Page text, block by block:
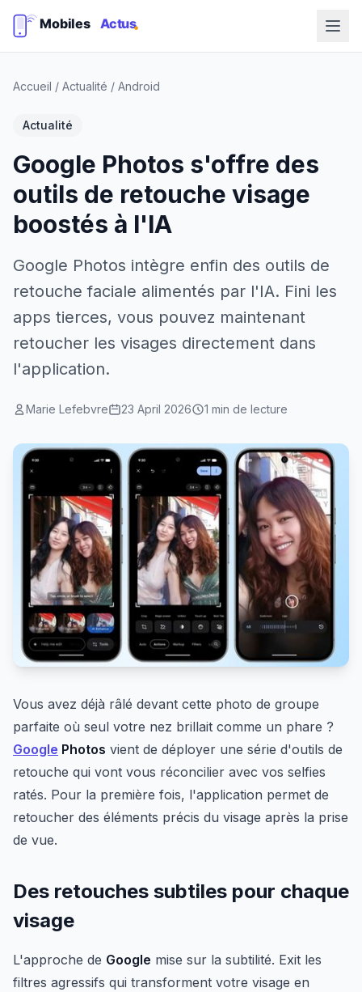
Accueil / Actualité / Android
Actualité
Google Photos s'offre des
outils de retouche visage
boostés à l'IA
Google Photos intègre enfin des outils de
retouche faciale alimentés par l'IA. Fini les
apps tierces, vous pouvez maintenant
retoucher les visages directement dans
l'application.
Marie Lefebvre 23 April 2026 1 min de lecture
Vous avez déjà râlé devant cette photo de groupe
parfaite où seul votre nez brillait comme un phare ?
Google Photos vient de déployer une série d'outils de
retouche qui vont vous réconcilier avec vos selfies
ratés. Pour la première fois, l'application permet de
retoucher des éléments précis du visage après la prise
de vue.
Des retouches subtiles pour chaque
visage
L'approche de Google mise sur la subtilité. Exit les
filtres agressifs qui transforment votre visage en